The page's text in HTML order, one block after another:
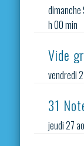
dimanche
h 00 min
Vide
vendredi
31
jeudi 27